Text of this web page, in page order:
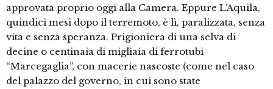
approvata proprio oggi alla Camera. Eppure L’Aquila,
quindici mesi dopo il terremoto, è lì, paralizzata, senza
vita e senza speranza. Prigioniera di una selva di
decine o centinaia di migliaia di ferrotubi
“Marcegaglia”, con macerie nascoste (come nel caso
del palazzo del governo, in cui sono state